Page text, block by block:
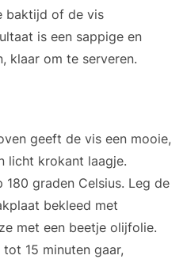
baktijd of de vis
is een sappige en
klaar om te serveren.
geeft de vis een mooie,
licht krokant laagje.
graden Celsius. Leg de
bekleed met
met een beetje olijfolie.
15 minuten gaar,